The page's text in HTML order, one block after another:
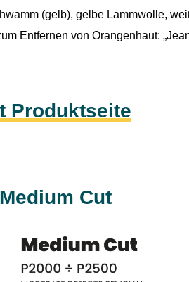
(gelb), gelbe Lammwolle,
Entfernen von Orangenhaut:
Produktseite
Cut